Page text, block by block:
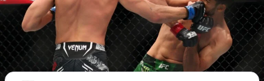
FUTEBOL NACIONAL
FUTEBOL INTERNACIONAL
COMO APOSTAR